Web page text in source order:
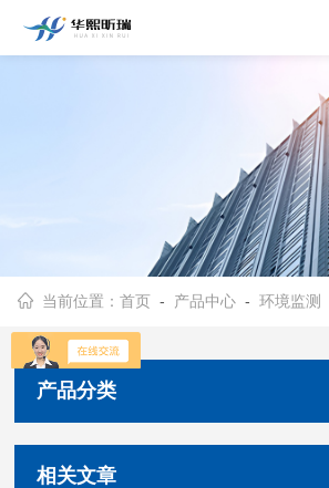
当前位置：首页 - 产品中心 -环境监测
产品分类
相关文章